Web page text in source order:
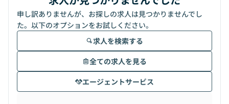
申し訳ありませんが、お探しの求人は見つかりませんでし
た。以下のオプションをお試しください。
求人を検索する
全ての求人を見る
エージェントサービス